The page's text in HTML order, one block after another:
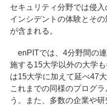
セキュリティ分野では侵入
インシデントの体験とそ
が含まれる。
enPITでは、4分野間の
施する15大学以外の大学
は15大学に加えて延べ47
これまでの同様のプログ
う。また、多数の企業や